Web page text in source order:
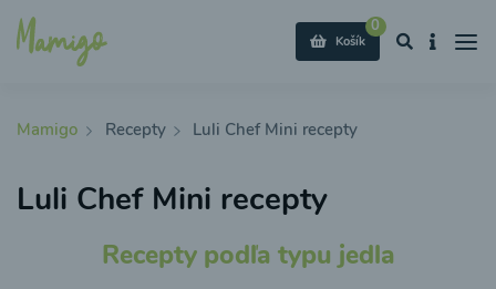
0
Košík
Mamigo Recepty Luli Chef Mini recepty
Luli Chef Mini recepty
Recepty podľa typu jedla